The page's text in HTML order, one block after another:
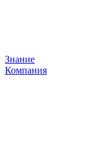
Знание
Компания